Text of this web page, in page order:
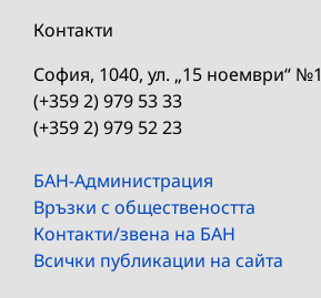
Контакти
София, 1040, ул. „15 ноември“ №1
(+359 2) 979 53 33
(+359 2) 979 52 23
БАН-Администрация
Връзки с обществеността
Контакти/звена на БАН
Всички публикации на сайта